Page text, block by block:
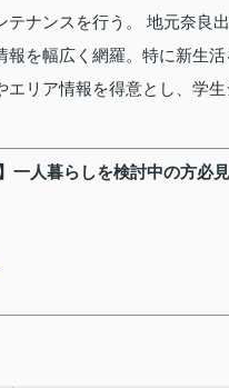
ナンスを行う。 地元奈良
報を幅広く網羅。特に新生
エリア情報を得意とし、学
一人暮らしを検討中の方必見